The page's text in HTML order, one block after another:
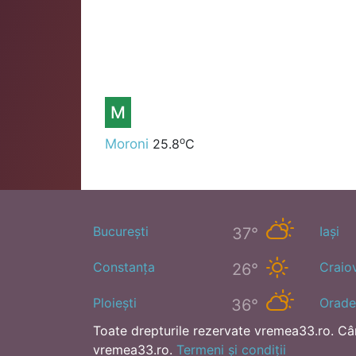
M
Moroni 25.8oC
București 37° Iași
Constanța 26°
Ploiești 36°
Toate drepturile rezervate vremea33.ro.
vremea33.ro. Termeni și condiții